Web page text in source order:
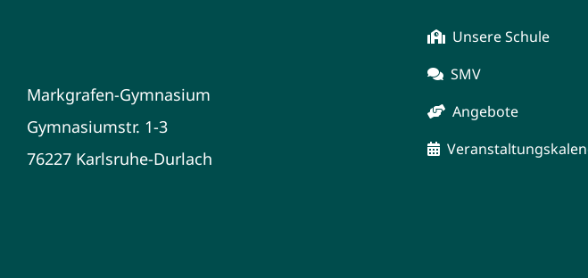
Markgrafen-Gymnasium
Gymnasiumstr. 1-3
76227 Karlsruhe-Durlach
Unsere Schule
SMV
Angebote